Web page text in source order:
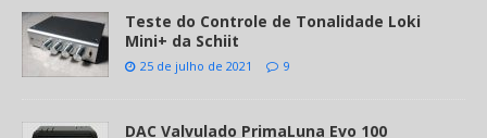
Teste do Controle de Tonalidade Loki
Mini+ da Schiit
25 de julho de 2021 9
DAC Valvulado PrimaLuna Evo 100